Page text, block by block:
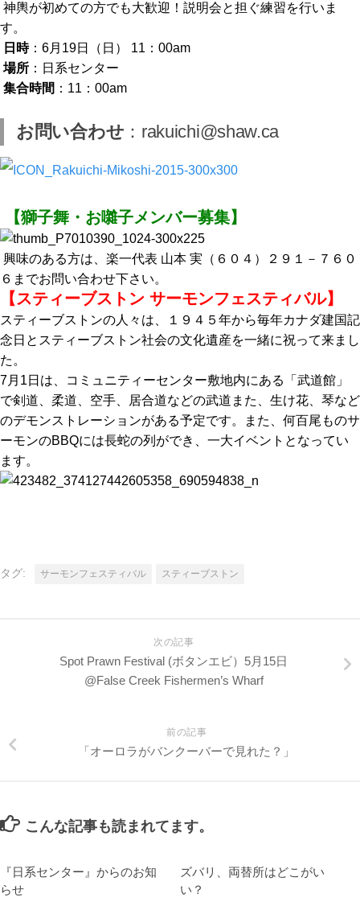
神輿が初めての方でも大歓迎！説明会と担ぐ練習を行いま
す。
日時：6月19日（日） 11：00am
場所 ：日系センター
集合時間 ：11：00am
お問い合わせ ：rakuichi@shaw.ca
【獅子舞・お囃子メンバー募集】
興味のある方は、楽一代表 山本 実（６０４）２９１－７６０
６までお問い合わせ下さい。
【スティーブストン サーモンフェスティバル】
スティーブストンの人々は、１９４５年から毎年カナダ建国記
念日とスティーブストン社会の文化遺産を一緒に祝って来まし
た。
7月1日は、コミュニティーセンター敷地内にある「武道館」
で剣道、柔道、空手、居合道などの武道また、生け花、琴など
のデモンストレーションがある予定です。また、何百尾ものサ
ーモンのBBQには長蛇の列ができ、一大イベントとなってい
ます。
タグ: サーモンフェスティバル スティーブストン
次の記事
Spot Prawn Festival (ボタンエビ）5月15日
@False Creek Fishermen’s Wharf
前の記事
「オーロラがバンクーバーで見れた？」
こんな記事も読まれてます。
『日系センター』からのお知
らせ
ズバリ、両替所はどこがい
い？